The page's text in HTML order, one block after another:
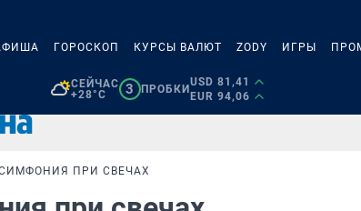
ГОРОСКОП КУРСЫ ВАЛЮТ ZODY ИГРЫ
СЕЙЧАС
+28°C
3 ПРОБКИ
USD 81,41
EUR 94,06
СИМФОНИЯ ПРИ СВЕЧАХ